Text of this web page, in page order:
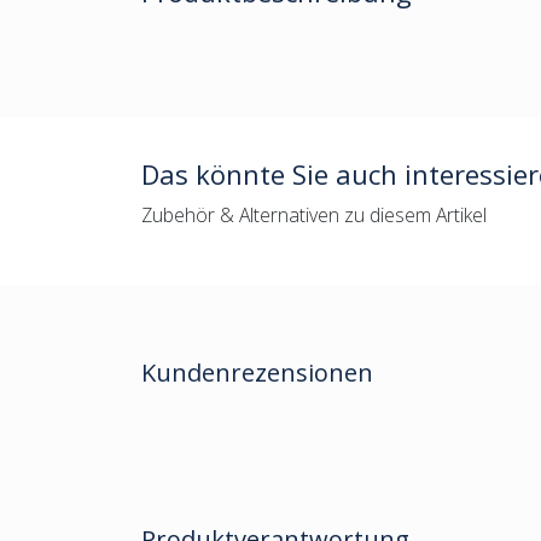
Das könnte Sie auch
Zubehör & Alternativen zu diesem Artikel
Kundenrezensionen